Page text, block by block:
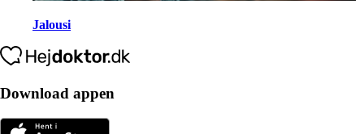
Jalousi
Download appen